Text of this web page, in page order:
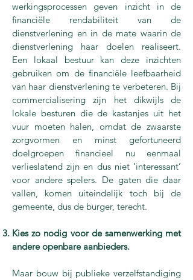
werkingsprocessen geven inzicht in de
financiële rendabiliteit van de
dienstverlening en in de mate waarin de
dienstverlening haar doelen realiseert.
Een lokaal bestuur kan deze inzichten
gebruiken om de financiële leefbaarheid
van haar dienstverlening te verbeteren. Bij
commercialisering zijn het dikwijls de
lokale besturen die de kastanjes uit het
vuur moeten halen, omdat de zwaarste
zorgvormen en minst gefortuneerd
doelgroepen financieel nu eenmaal
verlieslatend zijn en dus niet ‘interessant’
voor andere spelers. De gaten die daar
vallen, komen uiteindelijk toch bij de
gemeente, dus de burger, terecht.
Kies zo nodig voor de samenwerking met
andere openbare aanbieders.
Maar bouw bij publieke verzelfstandiging